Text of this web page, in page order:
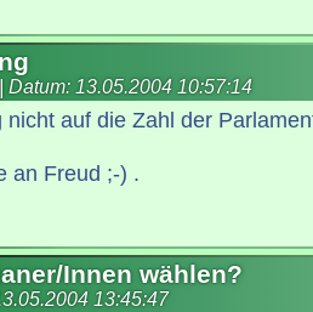
Datum: 13.05.2004 10:57:14
nicht auf die Zahl der
an Freud ;-) .
Innen wählen?
13:45:47